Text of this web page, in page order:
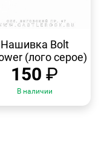
ПРОСМОТР
Нашивка Bolt
(лого серое)
150 ₽
В наличии